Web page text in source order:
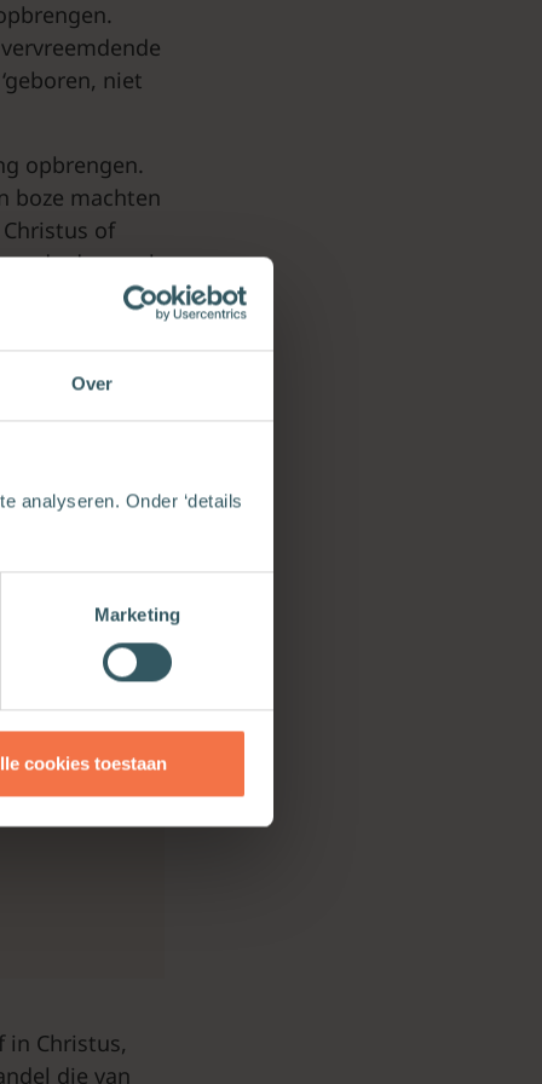
Over
analyseren. Onder ‘details
Marketing
cookies toestaan
niet
opbrengen.
boze machten
of
de dag vaak
die
Jezus wel
Er werd
daarin
drie jaar
over de
op het spel.
in Christus,
die van